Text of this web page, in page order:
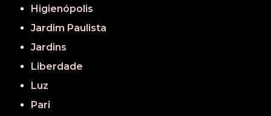
Higienópolis
Jardim Paulista
Jardins
Liberdade
Luz
Pari